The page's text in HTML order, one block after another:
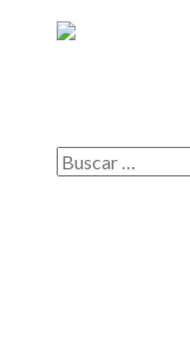
Buscar: